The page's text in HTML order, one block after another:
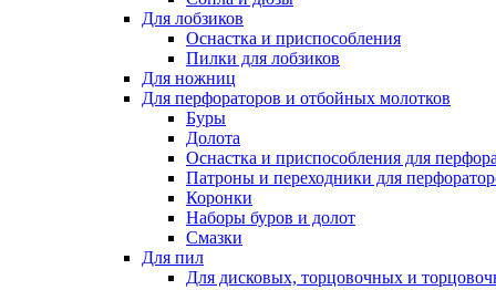
Для лобзиков
Оснастка и приспособления
Пилки для лобзиков
Для ножниц
Для перфораторов и отбойных молотков
Буры
Долота
Оснастка и приспособления для
Патроны и переходники для
Коронки
Наборы буров и долот
Смазки
Для пил
Для дисковых, торцовочных и